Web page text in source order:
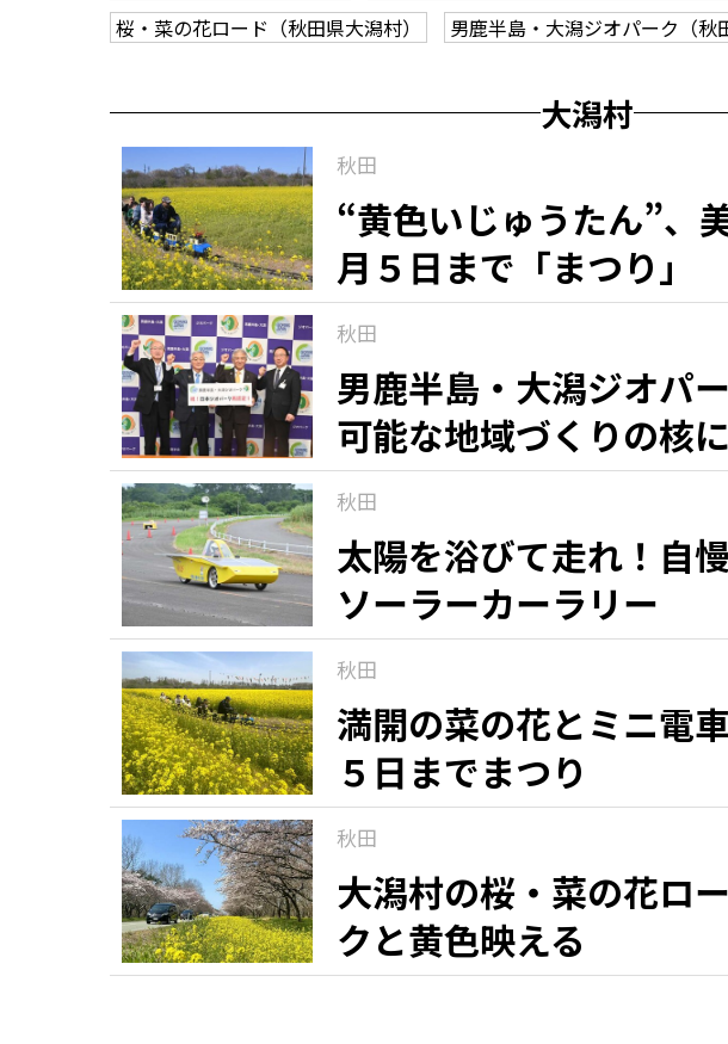
桜・菜の花ロード（秋田県大潟村）
男鹿半島・大潟ジオパーク（秋
大潟村
秋田
“黄色いじゅうたん”、
月５日まで「まつり」
秋田
男鹿半島・大潟ジオパ
可能な地域づくりの核に
秋田
太陽を浴びて走れ！自
ソーラーカーラリー
秋田
満開の菜の花とミニ電
５日までまつり
秋田
大潟村の桜・菜の花ロ
クと黄色映える